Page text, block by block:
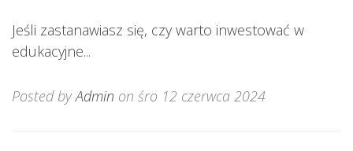
Jeśli zastanawiasz się, czy warto inwestować w
edukacyjne...
Posted byAdmin on śro 12 czerwca 2024